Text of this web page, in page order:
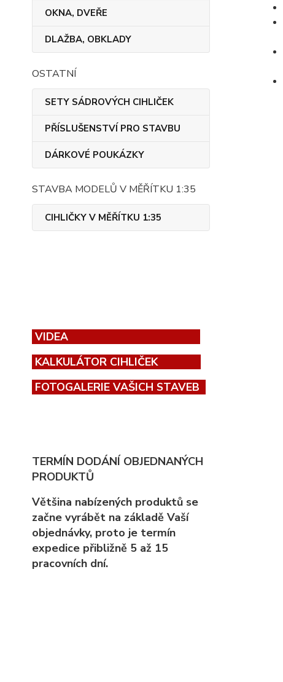
OKNA, DVEŘE
DLAŽBA, OBKLADY
OSTATNÍ
SETY SÁDROVÝCH CIHLIČEK
PŘÍSLUŠENSTVÍ PRO STAVBU
DÁRKOVÉ POUKÁZKY
STAVBA MODELŮ V MĚŘÍTKU 1:35
CIHLIČKY V MĚŘÍTKU 1:35
VIDEA
KALKULÁTOR CIHLIČEK
FOTOGALERIE VAŠICH STAVEB
TERMÍN DODÁNÍ OBJEDNANÝCH
PRODUKTŮ
Většina nabízených produktů se
začne vyrábět na základě Vaší
objednávky, proto je termín
expedice přibližně 5 až 15
pracovních dní.